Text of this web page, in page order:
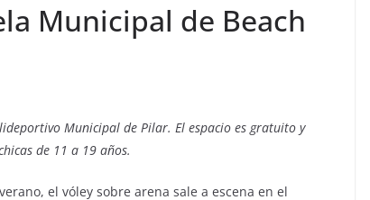
Municipal de Beach
Municipal de Pilar. El espacio es gratuito y
de 11 a 19 años.
el vóley sobre arena sale a escena en el